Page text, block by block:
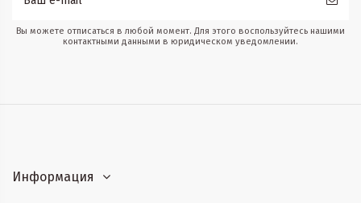
Вы можете отписаться в любой момент. Для этого воспользуйтесь нашими
контактными данными в юридическом уведомлении.
Информация